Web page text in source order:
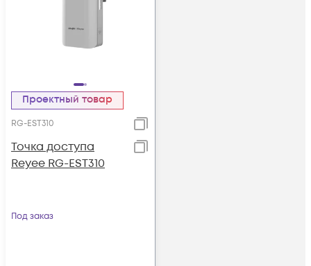
Проектный товар
RG-EST310
Точка доступа
Reyee RG-EST310
Под заказ